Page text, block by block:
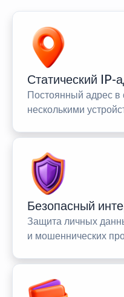
Статический IP-
Постоянный адрес в
несколькими
Безопасный
Защита личных
и мошеннических